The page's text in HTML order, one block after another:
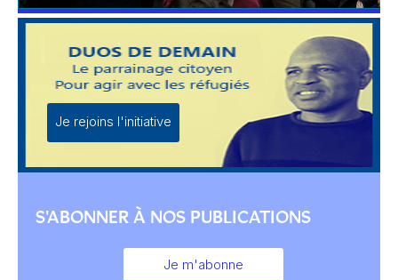
Je rejoins l'initiative
S'ABONNER À NOS PUBLICATIONS
Je m'abonne